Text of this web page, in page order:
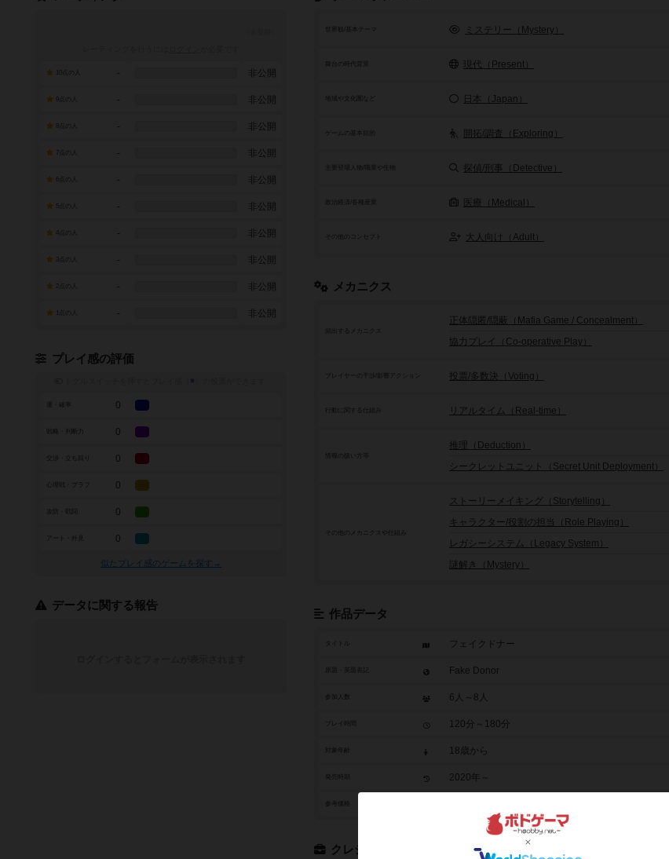
世界観/基本テーマ ミステリー（Mystery）
舞台の時代背景 現代（Present）
地域や文化圏など 日本（Japan）
ゲームの基本目的 開拓/調査（Exploring）
探偵/刑事（Detective）
政治経済/各種産業 医療（Medical）
その他のコンセプト 大人向け（Adult）
メカニクス
頻出するメカニクス
正体隠匿/隠蔽（Mafia Game / Concealment）
協力プレイ（Co-operative Play）
プレイヤーの干渉/影響アクション 投票/多数決（Voting）
行動に関する仕組み リアルタイム（Real-time）
推理（Deduction）
シークレットユニット（Secret Unit Deployment）
その他のメカニクスや仕組み
ストーリーメイキング（Storytelling）
キャラクター/役割の担当（Role Playing）
レガシーシステム（Legacy System）
謎解き（Mystery）
作品データ
タイトル フェイクドナー
Fake Donor
参加人数 6人～8人
120分～180分
18歳から
2020年～
参考価格
クレジット
- 非公開
- 非公開
- 非公開
7点の人 - 非公開
- 非公開
- 非公開
- 非公開
- 非公開
- 非公開
- 非公開
プレイ感の評価
※
0
戦略・判断力 0
0
0
0
アート・外見 0
似たプレイ感のゲームを探す→
データに関する報告